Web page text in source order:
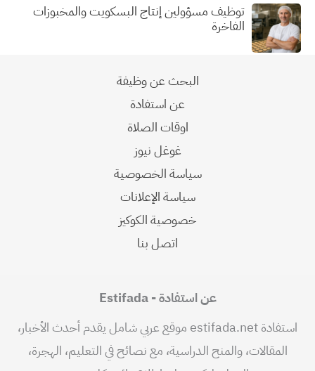
توظيف مسؤولين إنتاج البسكويت والمخبوزات
الفاخرة
البحث عن وظيفة
عن استفادة
اوقات الصلاة
غوغل نيوز
سياسة الخصوصية
سياسة الإعلانات
خصوصية الكوكيز
اتصل بنا
عن استفادة - Estifada
استفادة estifada.net موقع عربي شامل يقدم أحدث الأخبار،
المقالات، والمنح الدراسية، مع نصائح في التعليم، الهجرة،